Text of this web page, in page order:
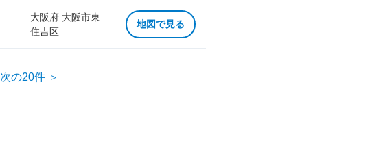
大阪府 大阪市東
住吉区
地図で見る
次の20件 ＞